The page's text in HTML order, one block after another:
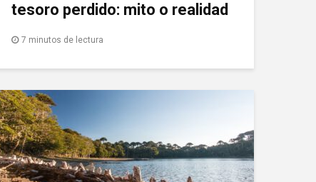
tesoro perdido: mito o realidad
7 minutos de lectura